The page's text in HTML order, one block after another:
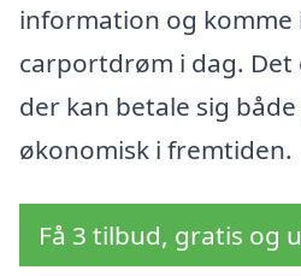
information og komme
carportdrøm i dag. Det
der kan betale sig
økonomisk i fremtiden.
Få 3 tilbud, gratis og